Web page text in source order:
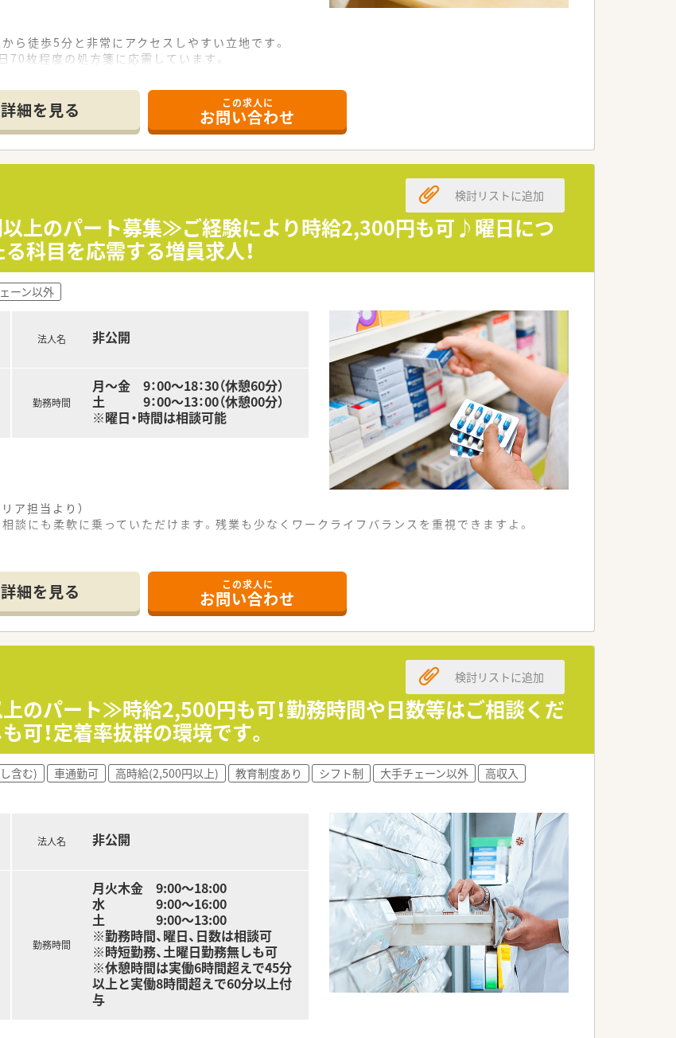
ら徒歩5分と非常にアクセスしやすい立地です。
枚程度の処方箋に応需しています。
ハリをつけた勤務が可能です。
仲間を迎え入れ、体制をさらに強化したいと考えています。
きる、学習意欲の高い方を歓迎しています。
い、地域医療に貢献したい方を募集します。
が可能であり、高収入を目指せます。
手当は1人目10,000円と手厚く支給されます。
ライベートに寄り添った経営が魅力です。
た勤務が可能であり、プライベートも充実できます。
でお休みを取得します。
で、年末年始をより長く過ごすことが可能です。
詳細を見る この求人に
お問い合わせ
以上のパート募集≫ご経験により時給2,300円も可♪曜日につ
科目を応需する増員求人！
検討リストに追加
ーン以外
法人名 非公開
勤務時間
月～金 9：00～18：30（休憩60分）
土 9：00～13：00（休憩00分）
※曜日・時間は相談可能
ア担当より）
談にも柔軟に乗っていただけます。残業も少なくワークライフバランスを重視できますよ。
あり、通勤の利便性が非常に高い地域密着型の調剤薬局です。
科など非常に多岐にわたる科目の処方箋を応需しております。
30枚程度と落ち着いており、一人ひとりに丁寧に対応できます。
開しており、今後も新規開局を予定している成長中の安定法人です。
解が非常に深く、医師の開業支援なども幅広く行っている企業です。
り、残業が少なく従業員が安心して長く働ける環境が整っております。
籍しており、少人数ならではのチームワークの良さが魅力の調剤薬局です。
いるため、スタッフ間の風通しも良く、困ったことがあればすぐに相談できます。
、焦ることなくマイペースに業務へ取り組める穏やかな雰囲気が広がっております。
、シフトの相談制度を活用してご家庭と仕事を上手に両立させている方が活躍中です。
とで、常に自己研鑽に励みながら薬剤師としてのスキルアップを目指す方が活躍中です。
い、心療内科などの繊細な対応が求められる場面でも優しく寄り添える方が活躍中です。
詳細を見る この求人に
お問い合わせ
のパート≫時給2,500円も可！勤務時間や日数等はご相談くだ
可！定着率抜群の環境です。
検討リストに追加
含む) 車通勤可 高時給(2,500円以上) 教育制度あり シフト制 大手チェーン以外
高収入
法人名 非公開
勤務時間
月火木金 9:00～18:00
水 9:00～16:00
土 9:00～13:00
※勤務時間、曜日、日数は相談可
※時短勤務、土曜日勤務無しも可
※休憩時間は実働6時間超えで45分
以上と実働8時間超えで60分以上付
与